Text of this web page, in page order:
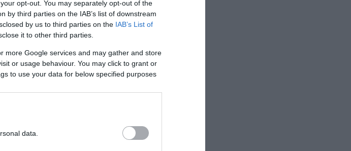
opt-out. You may separately opt-out of the
by third parties on the IAB’s list of downstream
by us to third parties on the IAB’s List of
it to other third parties.
more Google services and may gather and store
or usage behaviour. You may click to grant or
to use your data for below specified purposes
data.
lako probavljive proteine, enzime,